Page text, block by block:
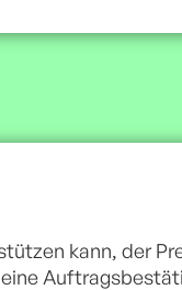
kann, der